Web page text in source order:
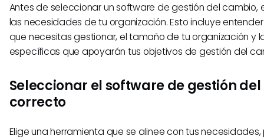
Antes de seleccionar un software de gestión del cambio,
las necesidades de tu organización. Esto incluye
que necesitas gestionar, el tamaño de tu organización y
específicas que apoyarán tus objetivos de gestión del
Seleccionar el software de gestión
correcto
Elige una herramienta que se alinee con tus